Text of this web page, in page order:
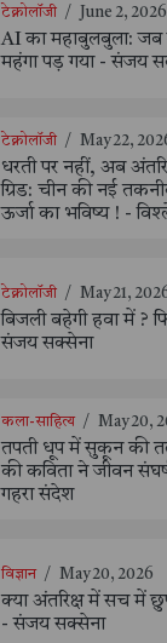
टेक्नोलॉजी / June 2, 2026
AI का महाबुलबुला: जब
महंगा पड़ गया - संजय
टेक्नोलॉजी / May 22,
धरती पर नहीं, अब
ग्रिड: चीन की नई
ऊर्जा का भविष्य ! -
टेक्नोलॉजी / May 21,
बिजली बहेगी हवा में ?
संजय सक्सेना
कला-साहित्य / May 20,
तपती धूप में सुकून की
की कविता ने जीवन
गहरा संदेश
विज्ञान / May 20, 2026
क्या अंतरिक्ष में सच में
- संजय सक्सेना